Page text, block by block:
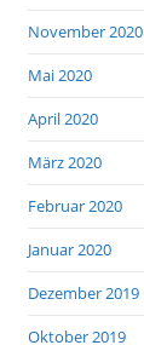
November 2020
Mai 2020
April 2020
März 2020
Februar 2020
Januar 2020
Dezember 2019
Oktober 2019